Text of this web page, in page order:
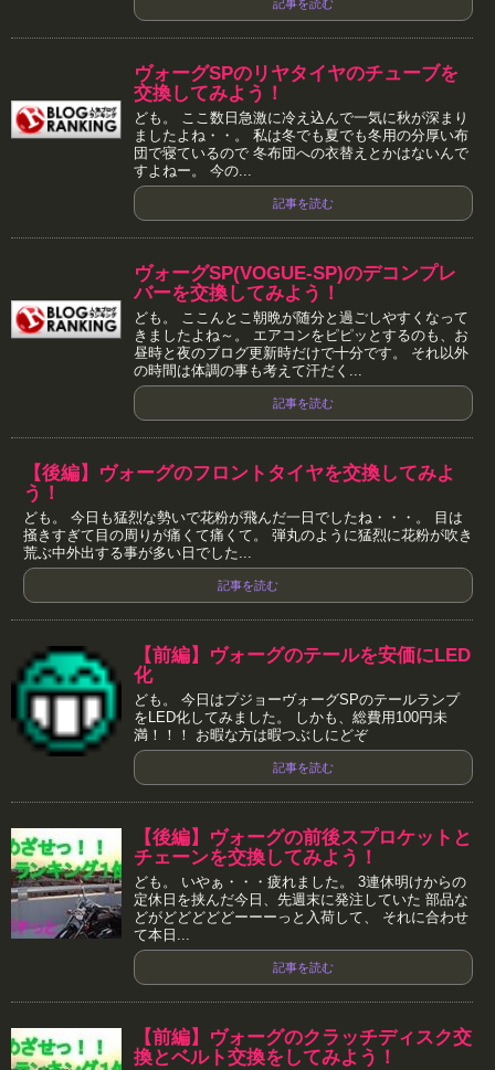
記事を読む
ヴォーグSPのリヤタイヤのチューブを
交換してみよう！
ども。 ここ数日急激に冷え込んで一気に秋が深まり
ましたよね・・。 私は冬でも夏でも冬用の分厚い布
団で寝ているので 冬布団への衣替えとかはないんで
すよねー。 今の...
記事を読む
ヴォーグSP(VOGUE-SP)のデコンプレ
バーを交換してみよう！
ども。 ここんとこ朝晩が随分と過ごしやすくなって
きましたよね～。 エアコンをピピッとするのも、お
昼時と夜のブログ更新時だけで十分です。 それ以外
の時間は体調の事も考えて汗だく...
記事を読む
【後編】ヴォーグのフロントタイヤを交換してみよ
う！
ども。 今日も猛烈な勢いで花粉が飛んだ一日でしたね・・・。 目は
掻きすぎて目の周りが痛くて痛くて。 弾丸のように猛烈に花粉が吹き
荒ぶ中外出する事が多い日でした...
記事を読む
【前編】ヴォーグのテールを安価にLED
化
ども。 今日はプジョーヴォーグSPのテールランプ
をLED化してみました。 しかも、総費用100円未
満！！！ お暇な方は暇つぶしにどぞ
記事を読む
【後編】ヴォーグの前後スプロケットと
チェーンを交換してみよう！
ども。 いやぁ・・・疲れました。 3連休明けからの
定休日を挟んだ今日、先週末に発注していた 部品な
どがどどどどどーーーっと入荷して、 それに合わせ
て本日...
記事を読む
【前編】ヴォーグのクラッチディスク交
換とベルト交換をしてみよう！